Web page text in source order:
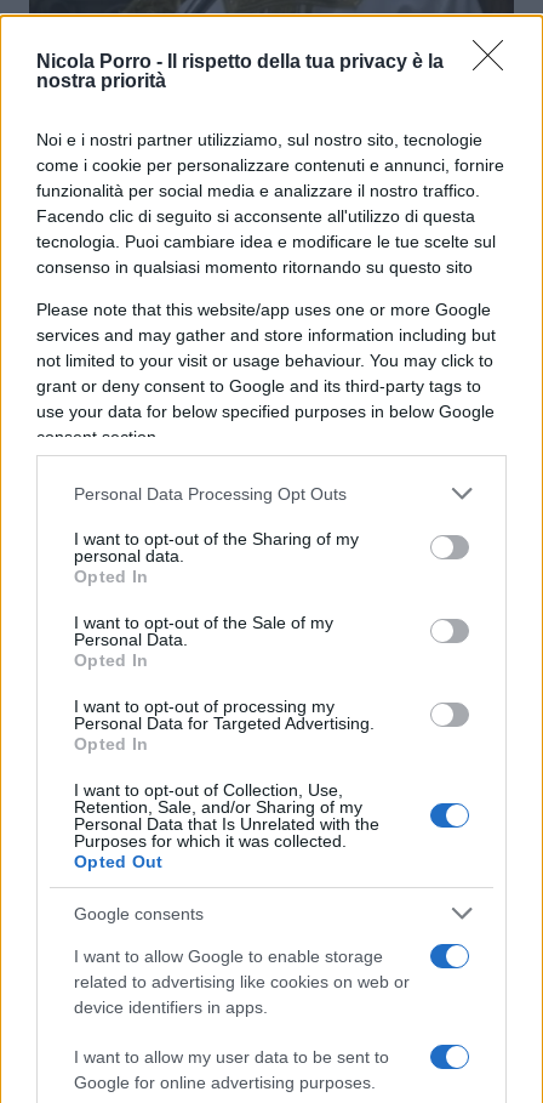
Nicola Porro -
Il rispetto della tua privacy è la
nostra priorità
Noi e i nostri partner utilizziamo, sul nostro sito, tecnologie
come i cookie per personalizzare contenuti e annunci, fornire
funzionalità per social media e analizzare il nostro traffico.
Facendo clic di seguito si acconsente all'utilizzo di questa
tecnologia. Puoi cambiare idea e modificare le tue scelte sul
consenso in qualsiasi momento ritornando su questo sito
Please note that this website/app uses one or more Google
services and may gather and store information including but
not limited to your visit or usage behaviour. You may click to
grant or deny consent to Google and its third-party tags to
use your data for below specified purposes in below Google
consent section.
Personal Data Processing Opt Outs
I want to opt-out of the Sharing of my
personal data.
Opted In
I want to opt-out of the Sale of my
Personal Data.
Opted In
I want to opt-out of processing my
Personal Data for Targeted Advertising.
Opted In
I want to opt-out of Collection, Use,
Retention, Sale, and/or Sharing of my
Personal Data that Is Unrelated with the
Purposes for which it was collected.
Opted Out
Google consents
I want to allow Google to enable storage
related to advertising like cookies on web or
device identifiers in apps.
I want to allow my user data to be sent to
Google for online advertising purposes.
Il Magistero cattolico per
Luigi Trisolino
18 Gennaio 2026, 5:57
Il libro nero sulla sanità vaticana
che fa tremare Leone XIV
Luigi Bisignani
7 Dicembre 2025, 14:03